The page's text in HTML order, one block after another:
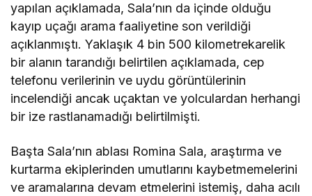
yapılan açıklamada, Sala’nın da içinde olduğu
kayıp uçağı arama faaliyetine son verildiği
açıklanmıştı. Yaklaşık 4 bin 500 kilometrekarelik
bir alanın tarandığı belirtilen açıklamada, cep
telefonu verilerinin ve uydu görüntülerinin
incelendiği ancak uçaktan ve yolculardan herhangi
bir ize rastlanamadığı belirtilmişti.
Başta Sala’nın ablası Romina Sala, araştırma ve
kurtarma ekiplerinden umutlarını kaybetmemelerini
ve aramalarına devam etmelerini istemiş, daha acılı